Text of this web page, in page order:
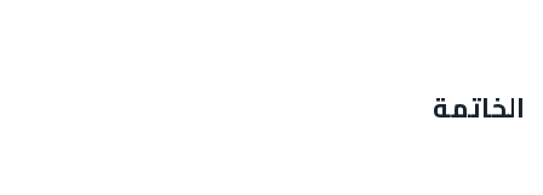
الخاتمة